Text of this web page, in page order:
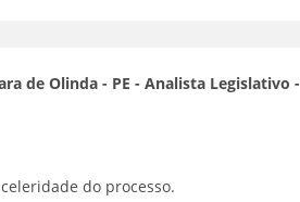
de Olinda - PE - Analista Legislativo -
do processo.